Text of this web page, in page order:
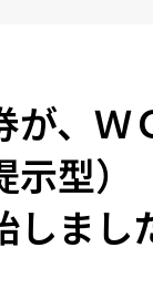
が、
示型）
まし